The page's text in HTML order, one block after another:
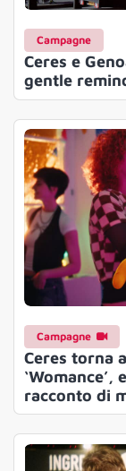
Campagne
Ceres e
gentle
Campagne
Ceres torna
racconto di